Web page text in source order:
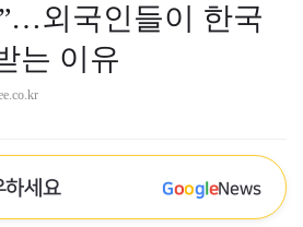
외국인들이 한국
는 이유
하세요 GoogleNews